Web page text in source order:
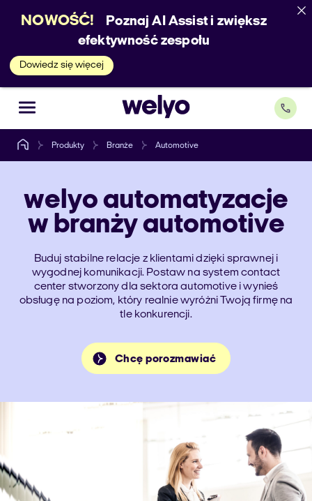
Produkty Branże Automotive
welyo automatyzacje
w branży automotive
Buduj stabilne relacje z klientami dzięki sprawnej i
wygodnej komunikacji. Postaw na system contact
center stworzony dla sektora automotive i wynieś
obsługę na poziom, który realnie wyróżni Twoją firmę na
tle konkurencji.
Chcę porozmawiać
NOWOŚĆ!
Poznaj AI Assist i zwiększ
efektywność zespołu
Dowiedz się więcej